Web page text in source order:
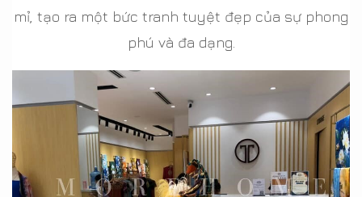
mỉ, tạo ra một bức tranh tuyệt đẹp của sự phong
phú và đa dạng.